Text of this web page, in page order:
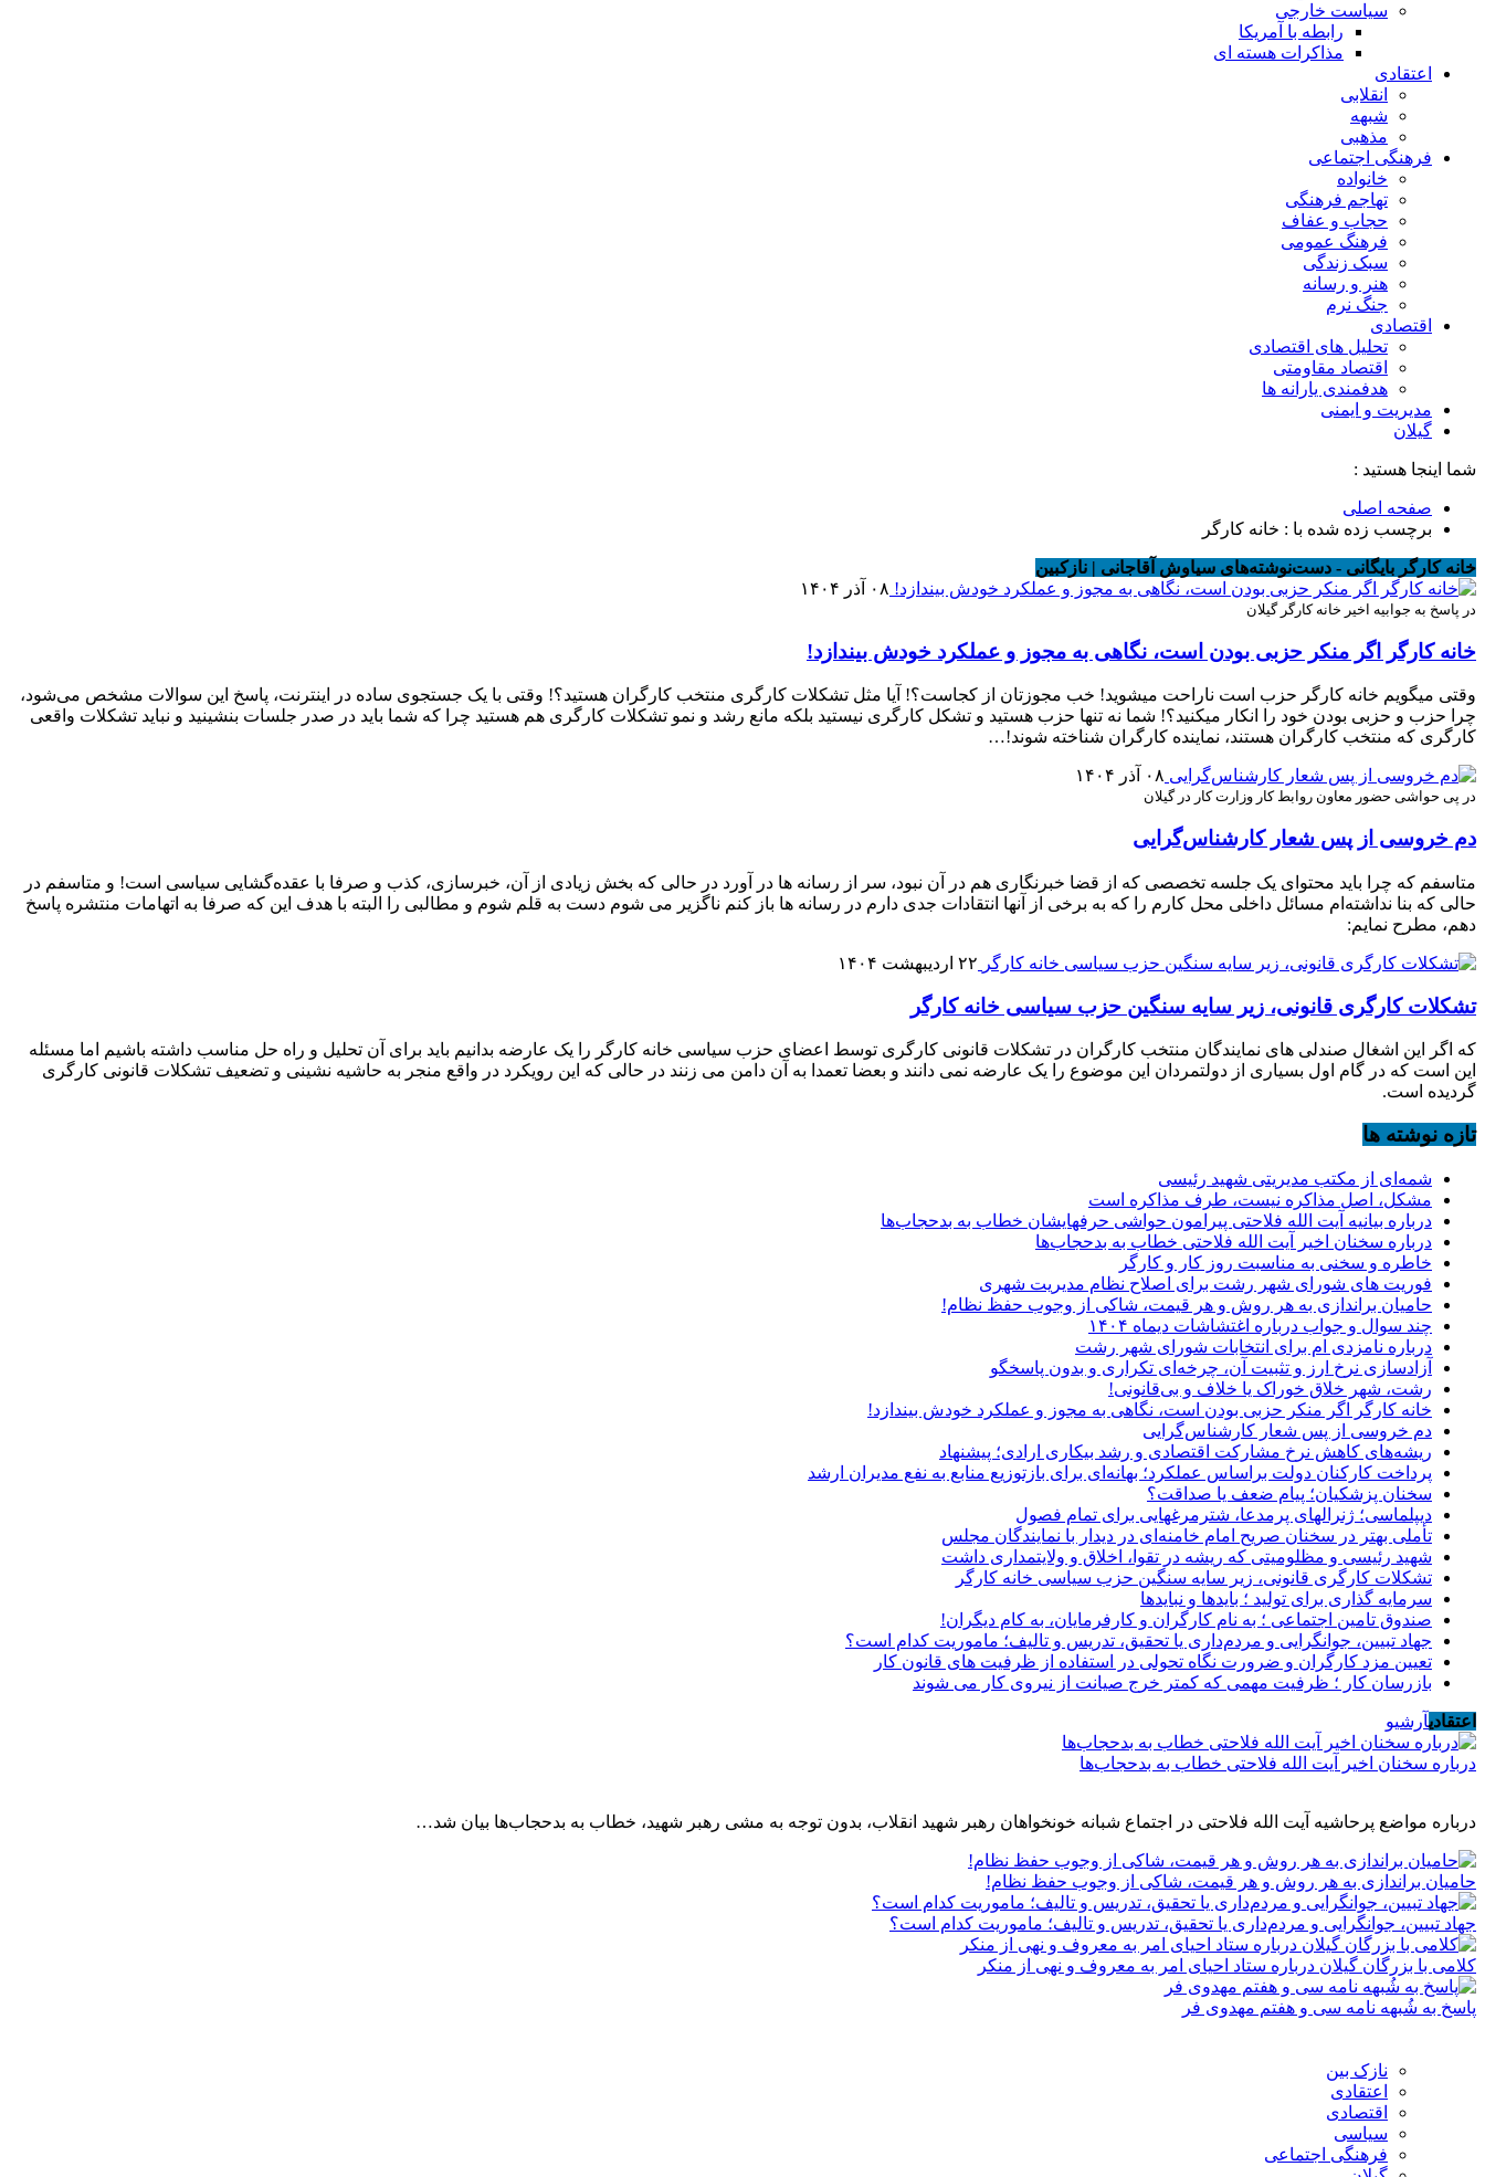
سیاست خارجی
رابطه با آمریکا
مذاکرات هسته ای
اعتقادی
انقلابی
شبهه
مذهبی
فرهنگی اجتماعی
خانواده
تهاجم فرهنگی
حجاب و عفاف
فرهنگ عمومی
سبک زندگی
هنر و رسانه
جنگ نرم
اقتصادی
تحلیل های اقتصادی
اقتصاد مقاومتی
هدفمندی یارانه ها
مدیریت و ایمنی
گیلان
شما اینجا هستید :
صفحه اصلی
برچسب زده شده با : خانه کارگر
خانه کارگر بایگانی - دست‌نوشته‌های سیاوش آقاجانی | نازکبین
۰۸ آذر ۱۴۰۴
در پاسخ به جوابیه اخیر خانه کارگر گیلان
خانه کارگر اگر منکر حزبی بودن است، نگاهی به مجوز و عملکرد خودش بیندازد!
وقتی میگویم خانه کارگر حزب است ناراحت میشوید! خب مجوزتان از کجاست؟! آیا مثل تشکلات کارگری منتخب کارگران هستید؟! وقتی با یک جستجوی ساده در اینترنت، پاسخ این سوالات مشخص می‌شود،
چرا حزب و حزبی بودن خود را انکار میکنید؟! شما نه تنها حزب هستید و تشکل کارگری نیستید بلکه مانع رشد و نمو تشکلات کارگری هم هستید چرا که شما باید در صدر جلسات بنشینید و نباید تشکلات واقعی
کارگری که منتخب کارگران هستند، نماینده کارگران شناخته شوند!…
۰۸ آذر ۱۴۰۴
در پی حواشی حضور معاون روابط کار وزارت کار در گیلان
دم خروسی از پس شعار کارشناس‌گرایی
متاسفم که چرا باید محتوای یک جلسه تخصصی که از قضا خبرنگاری هم در آن نبود، سر از رسانه ها در آورد در حالی که بخش زیادی از آن، خبرسازی، کذب و صرفا با عقده‌گشایی سیاسی است! و متاسفم در
حالی که بنا نداشته‌ام مسائل داخلی محل کارم را که به برخی از آنها انتقادات جدی دارم در رسانه ها باز کنم ناگزیر می شوم دست به قلم شوم و مطالبی را البته با هدف این که صرفا به اتهامات منتشره پاسخ
دهم، مطرح نمایم:
۲۲ اردیبهشت ۱۴۰۴
تشکلات کارگری قانونی، زیر سایه سنگین حزب سیاسی خانه کارگر
که اگر این اشغال صندلی های نمایندگان منتخب کارگران در تشکلات قانونی کارگری توسط اعضای حزب سیاسی خانه کارگر را یک عارضه بدانیم باید برای آن تحلیل و راه حل مناسب داشته باشیم اما مسئله
این است که در گام اول بسیاری از دولتمردان این موضوع را یک عارضه نمی دانند و بعضا تعمدا به آن دامن می زنند در حالی که این رویکرد در واقع منجر به حاشیه نشینی و تضعیف تشکلات قانونی کارگری
گردیده است.
تازه نوشته ها
شمه‌ای از مکتب مدیریتی شهید رئیسی
مشکل، اصل مذاکره نیست، طرف مذاکره است
درباره بیانیه آیت الله فلاحتی پیرامون حواشی حرفهایشان خطاب به بدحجاب‌ها
درباره سخنان اخیر آیت الله فلاحتی خطاب به بدحجاب‌ها
خاطره و سخنی به مناسبت روز کار و کارگر
فوریت های شورای شهر رشت برای اصلاح نظام مدیریت شهری
حامیان براندازی به هر روش و هر قیمت، شاکی از وجوب حفظ نظام!
چند سوال و جواب درباره اغتشاشات دیماه ۱۴۰۴
درباره نامزدی ام برای انتخابات شورای شهر رشت
آزادسازی نرخ ارز و تثبیت آن، چرخه‌ای تکراری و بدون پاسخگو
رشت، شهر خلاق خوراک یا خلاف و بی‌قانونی!
خانه کارگر اگر منکر حزبی بودن است، نگاهی به مجوز و عملکرد خودش بیندازد!
دم خروسی از پس شعار کارشناس‌گرایی
ریشه‌های کاهش نرخ مشارکت اقتصادی و رشد بیکاری ارادی؛ پیشنهاد
پرداخت کارکنان دولت براساس عملکرد؛ بهانه‌ای برای بازتوزیع منابع به نفع مدیران ارشد
سخنان پزشکیان؛ پیام ضعف یا صداقت؟
دیپلماسی؛ ژنرالهای پرمدعا، شترمرغهایی برای تمام فصول
تأملی بهتر در سخنان صریح امام خامنه‌ای در دیدار با نمایندگان مجلس
شهید رئیسی و مظلومیتی که ریشه در تقوا، اخلاق و ولایتمداری داشت
تشکلات کارگری قانونی، زیر سایه سنگین حزب سیاسی خانه کارگر
سرمایه گذاری برای تولید ؛ بایدها و نبایدها
صندوق تامین اجتماعی ؛ به نام کارگران و کارفرمایان، به کام دیگران!
جهاد تبیین، جوانگرایی و مردم‌داری یا تحقیق، تدریس و تالیف؛ ماموریت کدام است؟
تعیین مزد کارگران و ضرورت نگاه تحولی در استفاده از ظرفیت های قانون کار
بازرسان کار ؛ ظرفیت مهمی که کمتر خرج صیانت از نیروی کار می شوند
اعتقادیآرشیو
درباره سخنان اخیر آیت الله فلاحتی خطاب به بدحجاب‌ها
درباره مواضع پرحاشیه آیت الله فلاحتی در اجتماع شبانه خونخواهان رهبر شهید انقلاب، بدون توجه به مشی رهبر شهید، خطاب به بدحجاب‌ها بیان شد…
حامیان براندازی به هر روش و هر قیمت، شاکی از وجوب حفظ نظام!
جهاد تبیین، جوانگرایی و مردم‌داری یا تحقیق، تدریس و تالیف؛ ماموریت کدام است؟
کلامی با بزرگان گیلان درباره ستاد احیای امر به معروف و نهی از منکر
پاسخ به شُبهه نامه سی و هفتم مهدوی فر
نازک بین
اعتقادی
اقتصادی
سیاسی
فرهنگی اجتماعی